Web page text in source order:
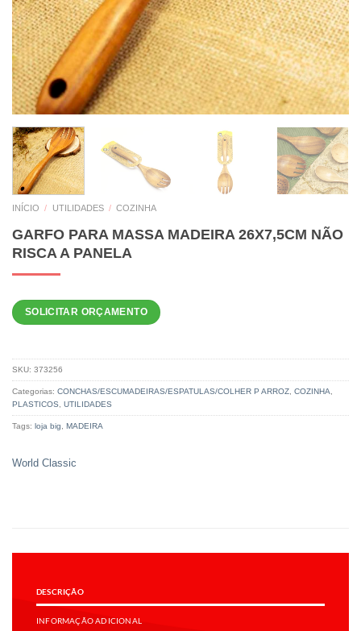
INÍCIO / UTILIDADES / COZINHA
GARFO PARA MASSA MADEIRA 26X7,5CM NÃO
RISCA A PANELA
SOLICITAR ORÇAMENTO
SKU: 373256
Categorias: CONCHAS/ESCUMADEIRAS/ESPATULAS/COLHER P ARROZ COZINHA
PLASTICOS
UTILIDADES
Tags: loja big MADEIRA
World Classic
DESCRIÇÃO
INFORMAÇÃO ADICIONAL